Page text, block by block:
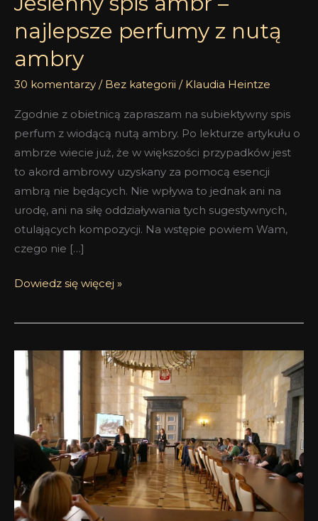
najlepsze perfumy z nutą
ambry
30 komentarzy / Bez kategorii / Klaudia Heintze
Zgodnie z obietnicą zapraszam na subiektywny spis
perfum z wiodącą nutą ambry. Po lekturze artykułu o
ambrze wiecie już, że w większości przypadków jest
to akord ambrowy uzyskany za pomocą esencji
ambrą nie będących. Nie wpływa to jednak ani na
urodę, ani na siłę oddziaływania tych sugestywnych,
otulających kompozycji. Na wstępie powiem Wam,
czego nie […]
Dowiedz się więcej »
Najlepsze
perfumy
roku
2014